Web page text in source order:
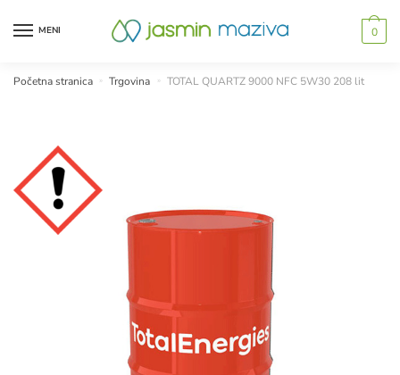
MENI 0
Početna stranica » Trgovina » TOTAL QUARTZ 9000 NFC 5W30 208 lit